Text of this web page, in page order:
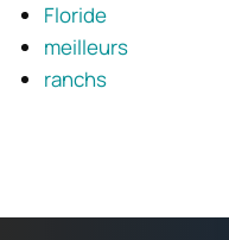
Floride
meilleurs
ranchs